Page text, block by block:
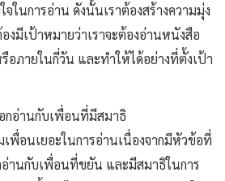
ในการอ่าน ดังนั้นเราต้องสร้างความมุ่ง
งมีเป้าหมายว่าเราจะต้องอ่านหนังสือ
ภายในกี่วัน และทำให้ได้อย่างที่ตั้งเป้า
กอ่านกับเพื่อนที่มีสมาธิ
พื่อนเยอะในการอ่านเนื่องจากมีหัวข้อที่
อ่านกับเพื่อนที่ขยัน และมีสมาธิในการ